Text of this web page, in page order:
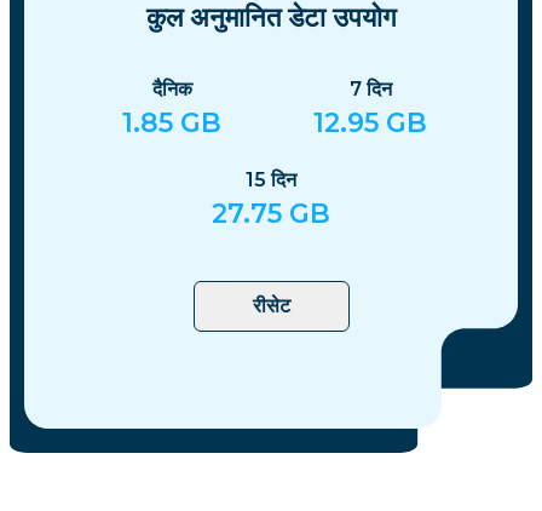
कुल अनुमानित डेटा उपयोग
दैनिक
1.85 GB
7दिन
12.95 GB
15दिन
27.75 GB
रीसेट